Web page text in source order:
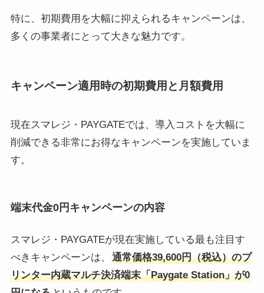
特に、初期費用を大幅に抑えられるキャンペーンは、
多くの事業者にとって大きな魅力です。
キャンペーン適用時の初期費用と月額費用
現在スマレジ・PAYGATEでは、導入コストを大幅に
削減できる非常にお得なキャンペーンを実施していま
す。
端末代金0円キャンペーンの内容
スマレジ・PAYGATEが現在実施している最も注目す
べきキャンペーンは、
通常価格39,600円（税込）のプ
リンター内蔵マルチ決済端末「Paygate Station」が0